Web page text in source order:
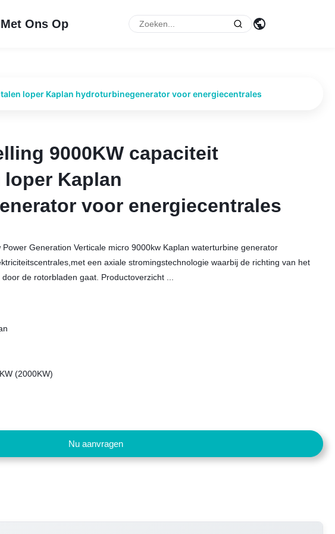
Ons Op
loper Kaplan hydroturbinegenerator voor energiecentrales
9000KW capaciteit
Kaplan
voor energiecentrales
9000KW capaciteit
Kaplan
voor energiecentrales
Generation Verticale micro 9000kw Kaplan waterturbine generator
een axiale stromingstechnologie waarbij de richting van het
de rotorbladen gaat. Productoverzicht ...
(2000KW)
Nu aanvragen